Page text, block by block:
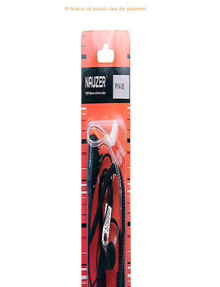
Pr?ntation du produit dans des plaquettes